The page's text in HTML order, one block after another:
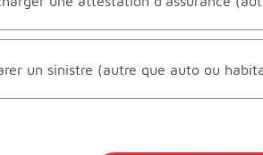
un sinistre (autre que auto ou